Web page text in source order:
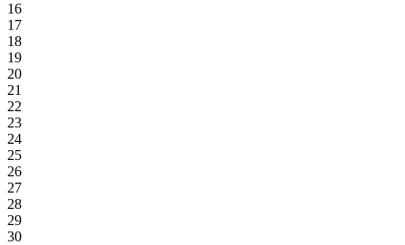
16
17
18
19
20
21
22
23
24
25
26
27
28
29
30